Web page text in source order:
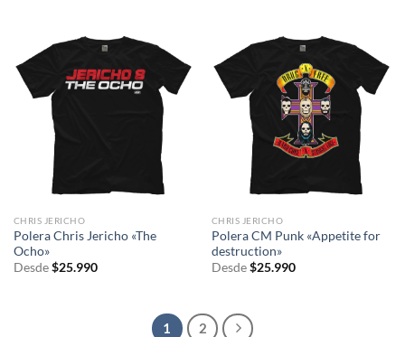
CHRIS JERICHO
Polera Chris Jericho «The
Ocho»
Desde $25.990
CHRIS JERICHO
Polera CM Punk «Appetite for
destruction»
Desde $25.990
1 2